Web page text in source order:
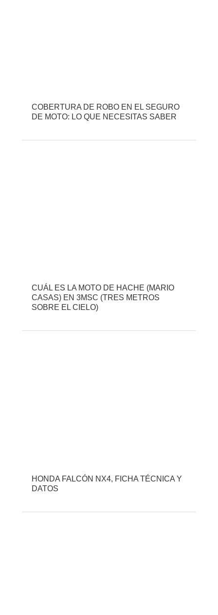
COBERTURA DE ROBO EN EL SEGURO
DE MOTO: LO QUE NECESITAS SABER
CUÁL ES LA MOTO DE HACHE (MARIO
CASAS) EN 3MSC (TRES METROS
SOBRE EL CIELO)
HONDA FALCÓN NX4, FICHA TÉCNICA Y
DATOS